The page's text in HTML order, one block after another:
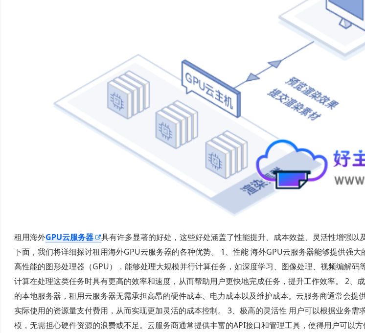
租用海外GPU云服务器
具有许多显著的好处，这些好处涵盖了性能提升、成本效益、灵活性增强以
下面，我们将详细探讨租用海外GPU云服务器的各种优势。 1、性能 海外GPU云服务器能够提供强大
高性能的图形处理器（GPU），能够处理大规模并行计算任务，如深度学习、图像处理、视频编解码
计算在处理这类任务时具有更高的效率和速度，从而帮助用户更快地完成任务，提升工作效率。 2、
的本地服务器，租用云服务器无需承担高昂的硬件成本、电力成本以及维护成本。云服务商通常会提
实际使用的资源量支付费用，从而实现更加灵活的成本控制。 3、极高的灵活性 用户可以根据业务需
模，无需担心硬件资源的浪费或不足。云服务商通常提供丰富的API接口和管理工具，使得用户可以